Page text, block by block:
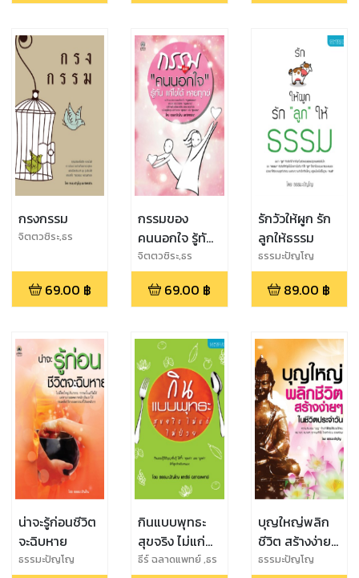
กรงกรรม
จิตตวชิระ,ธร
69.00 ฿
กรรมของ
คนนอกใจ รู้ทัน
แก้ไขได้ หาย
ทุกข์
จิตตวชิระ,ธร
รมะปัญโญ
69.00 ฿
รักวัวให้ผูก รัก
ลูกให้ธรรม
ธรรมะปัญโญ
89.00 ฿
น่าจะรู้ก่อนชีวิต
จะฉิบหาย
ธรรมะปัญโญ
กินแบบพุทธะ
สุขจริง ไม่แก่
ไม่ป่วย
ธีร์ ฉลาดแพทย์ ,ธร
บุญใหญ่พลิก
ชีวิต สร้างง่ายๆ
ในชีวิตประจำวัน
ธรรมะปัญโญ